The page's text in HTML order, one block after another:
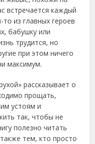
встречается каждый
из главных героев
бабушку или
трудится, но
при этом ничего
максимум.
рассказывает о
прощать,
устоям и
так, чтобы не
полезно читать
тем, кто просто